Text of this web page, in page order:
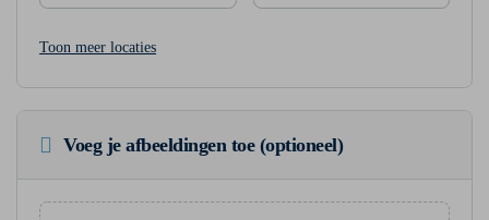
Toon meer locaties
Voeg je afbeeldingen toe (optioneel)